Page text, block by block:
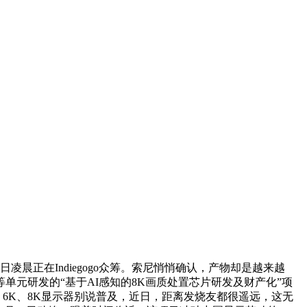
晨正在Indiegogo众筹。索尼悄悄确认，产物却是越来越
元研发的“基于AI感知的8K画质处置芯片研发及财产化”项
、8K显示器别说普及，近日，距离发烧友都很遥远，这无